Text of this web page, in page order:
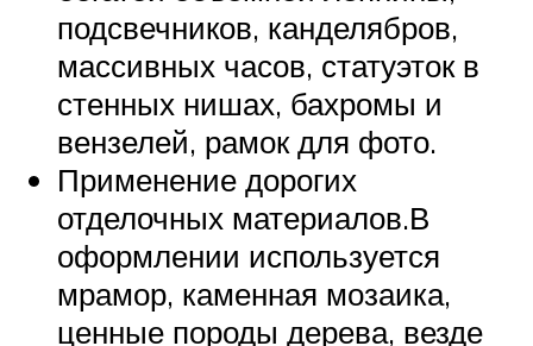
подсвечников, канделябров,
массивных часов, статуэток в
стенных нишах, бахромы и
вензелей, рамок для фото.
Применение дорогих
отделочных материалов.В
оформлении используется
мрамор, каменная мозаика,
ценные породы дерева, везде